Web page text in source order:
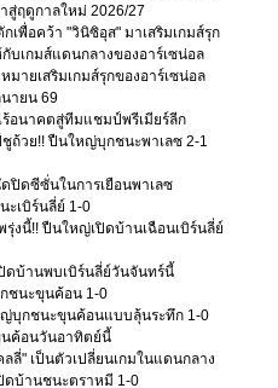
สู่ฤดูกาลใหม่ 2026/27
เพื่อคว้า "วินิซิอุส" มาเสริมเกมส์รุก
บเกมส์แดนกลางของอาร์เซน่อล
มายเสริมเกมส์รุกของอาร์เซน่อล
ายน 69
อนาคตสู่ทีมแชมป์พรีเมียร์ลีก
ถ้วย!! ปืนใหญ่บุกชนะพาเลซ 2-1
ปิดซีซั่นในการเยือนพาเลซ
ะเบิร์นลี่ย์ 1-0
งนี้!! ปืนใหญ่เปิดบ้านเฉือนเบิร์นลี่ย์
ดบ้านพบเบิร์นลี่ย์วันจันทร์นี้
ชนะขุนค้อน 1-0
บุกชนะขุนค้อนแบบลุ้นระทึก 1-0
นค้อนวันอาทิตย์นี้
ลี่" เป็นตัวเปลี่ยนเกมในแดนกลาง
ดบ้านชนะตราหมี 1-0